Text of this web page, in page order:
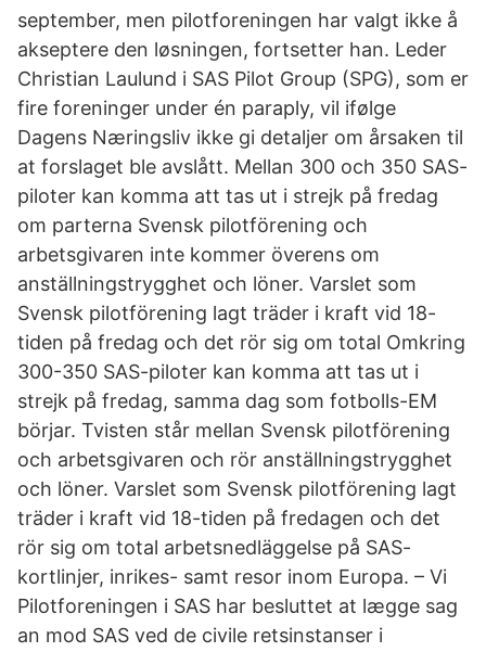
september, men pilotforeningen har valgt ikke å
akseptere den løsningen, fortsetter han. Leder
Christian Laulund i SAS Pilot Group (SPG), som er
fire foreninger under én paraply, vil ifølge
Dagens Næringsliv ikke gi detaljer om årsaken til
at forslaget ble avslått. Mellan 300 och 350 SAS-
piloter kan komma att tas ut i strejk på fredag
om parterna Svensk pilotförening och
arbetsgivaren inte kommer överens om
anställningstrygghet och löner. Varslet som
Svensk pilotförening lagt träder i kraft vid 18-
tiden på fredag och det rör sig om total Omkring
300-350 SAS-piloter kan komma att tas ut i
strejk på fredag, samma dag som fotbolls-EM
börjar. Tvisten står mellan Svensk pilotförening
och arbetsgivaren och rör anställningstrygghet
och löner. Varslet som Svensk pilotförening lagt
träder i kraft vid 18-tiden på fredagen och det
rör sig om total arbetsnedläggelse på SAS-
kortlinjer, inrikes- samt resor inom Europa. – Vi
Pilotforeningen i SAS har besluttet at lægge sag
an mod SAS ved de civile retsinstanser i